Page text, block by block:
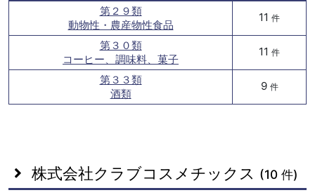
第２９類
動物性・農産物性食品
11 件
第３０類
コーヒー、調味料、菓子
11 件
第３３類
酒類
9 件
株式会社クラブコスメチックス (10 件)